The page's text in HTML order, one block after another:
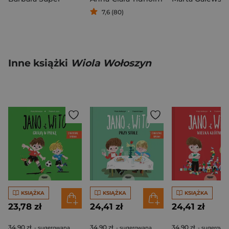
7,6 (80)
Inne książki Wiola Wołoszyn
KSIĄŻKA
23,78 zł
34,90 zł
KSIĄŻKA
24,41 zł
34,90 zł
KSIĄŻKA
24,41 zł
34,90 zł